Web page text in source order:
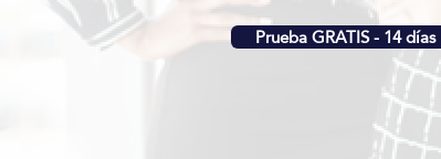
Prueba GRATIS - 14 días